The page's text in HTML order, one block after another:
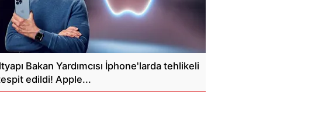
Bakan Yardımcısı İphone'larda tehlikeli
edildi! Apple...